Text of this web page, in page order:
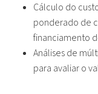
Cálculo do
ponderado de
financiamento
Análises de
para avaliar o